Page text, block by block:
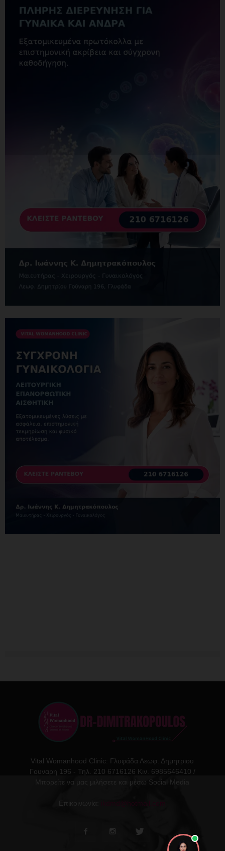
Vital Womanhood Clinic: Γλυφάδα Λεωφ. Δημητριου
Γουναρη 196 - Τηλ. 210 6716126 Κιν. 6985646410 /
Μπορείτε να μας μιλήσετε και μέσω Social Media
Επικοινωνία: ikdmd@hotmail.com